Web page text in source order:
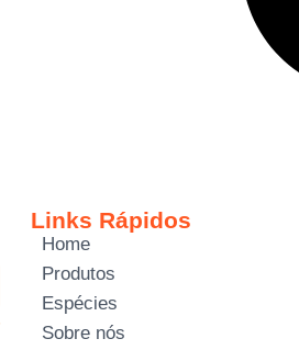
Links Rápidos
Home
Produtos
Espécies
Sobre nós